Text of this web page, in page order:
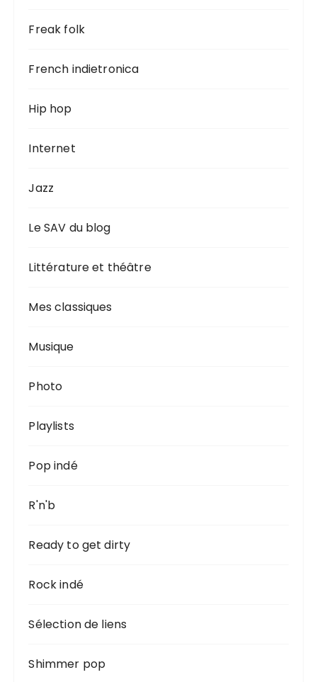
Freak folk
French indietronica
Hip hop
Internet
Jazz
Le SAV du blog
Littérature et théâtre
Mes classiques
Musique
Photo
Playlists
Pop indé
R'n'b
Ready to get dirty
Rock indé
Sélection de liens
Shimmer pop